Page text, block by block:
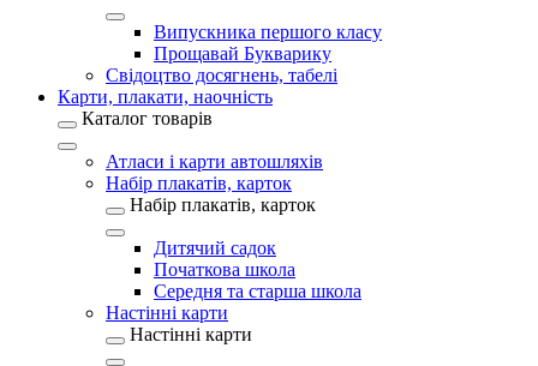
Випускника першого класу
Прощавай Букварику
Свідоцтво досягнень, табелі
Карти, плакати, наочність
Каталог товарів
Атласи і карти автошляхів
Набір плакатів, карток
Набір плакатів, карток
Дитячий садок
Початкова школа
Середня та старша школа
Настінні карти
Настінні карти